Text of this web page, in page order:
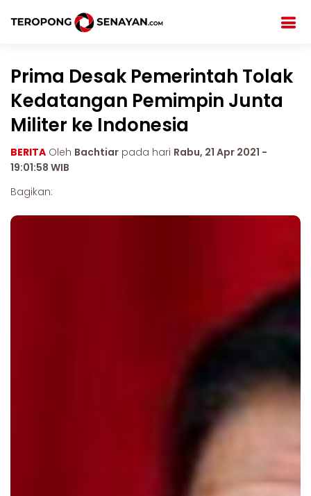
Prima Desak Pemerintah Tolak
Kedatangan Pemimpin Junta
Militer ke Indonesia
BERITA Oleh Bachtiar pada hari Rabu, 21 Apr 2021 -
19:01:58 WIB
Bagikan: